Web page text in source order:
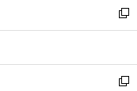
く
で
開
ド
ウ
開
く
ィ
ン
ウ
で
い
ウ
ン
ド
新
し
ウ
ィ
新